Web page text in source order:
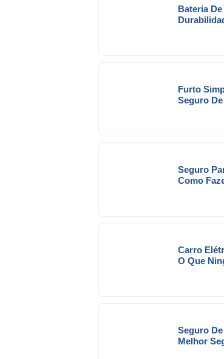
Bateria
Furto
Seguro
Seguro
Como
Carro
O Que
Seguro
Melhor